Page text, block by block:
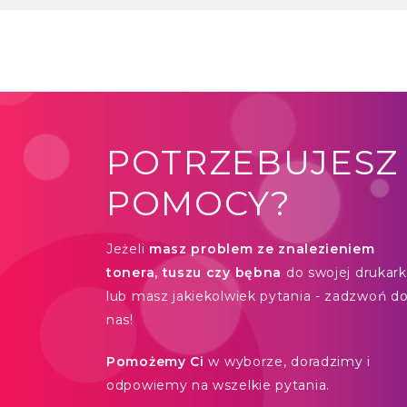
POTRZEBUJESZ
POMOCY?
Jeżeli masz problem ze znalezieniem
tonera, tuszu czy bębna do swojej
lub masz jakiekolwiek pytania - zadzwoń
nas!
Pomożemy Ci w wyborze, doradzimy i
odpowiemy na wszelkie pytania.